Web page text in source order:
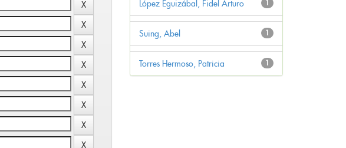
1
López Eguizábal, Fidel Arturo
1
Suing, Abel
1
Torres Hermoso, Patricia